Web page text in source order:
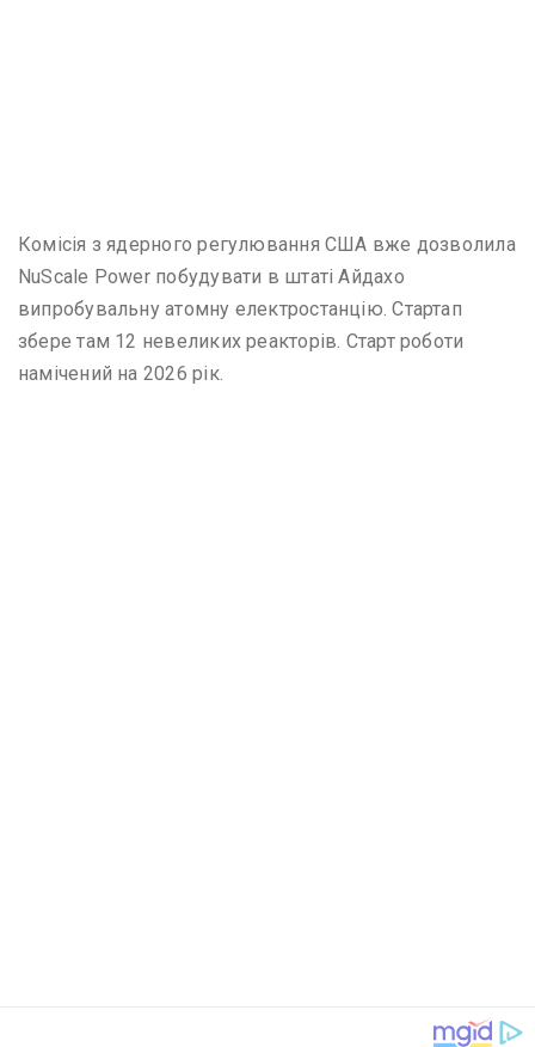
Комісія з ядерного регулювання США вже дозволила
NuScale Power побудувати в штаті Айдахо
випробувальну атомну електростанцію. Стартап
збере там 12 невеликих реакторів. Старт роботи
намічений на 2026 рік.